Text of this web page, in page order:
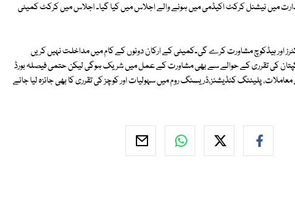
میں نیشنل کرکٹ اکیڈمی میں ہونے والے اجلاس میں کیا گیا۔ اجلاس میں کرکٹ کمیٹی
اور ہیڈکوچ مشاورت کرے گی۔کمیٹی کے ارکان دونوں کے کام میں مداخلت نہیں کریں
کی تقرری کے حوالے سے بھی مشاورت کے عمل میں شریک ہوگی لیکن حتمی فیصلہ بورڈ
پلیئنگ کنڈیشنز،ڈریسنگ روم میں سہولیات اور کوچز کی تقرری کا بھی جائزہ لیا جائے